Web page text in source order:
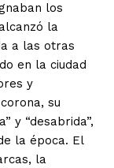
los
la
a las otras
en la ciudad
y
su
y “desabrida”,
la época. El
la